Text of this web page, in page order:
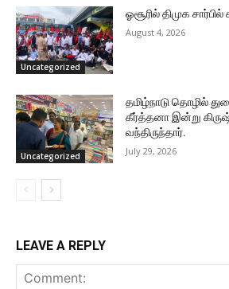
Uncategorized
ஓசூரில் திமுக
August 4, 2026
Uncategorized
தமிழ்நாடு தொழில்
கீர்த்தனா இன்று
வந்திருந்தார்.
July 29, 2026
LEAVE A REPLY